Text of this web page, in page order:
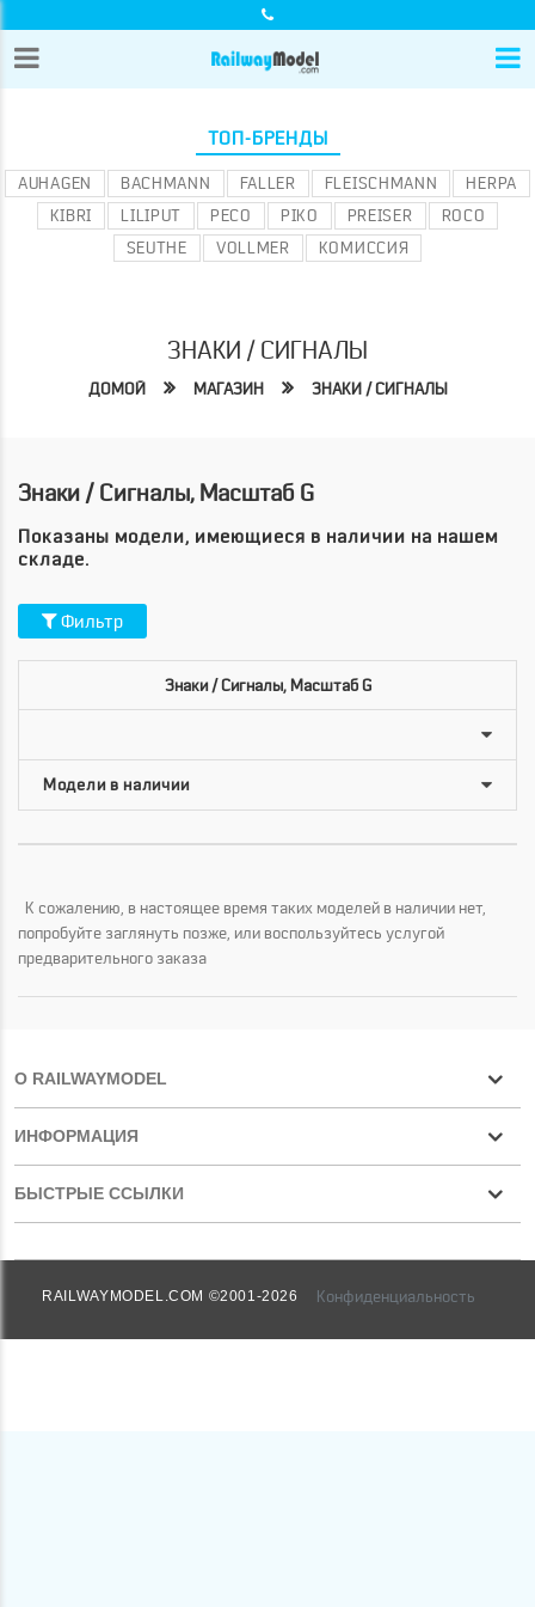
ТОП-БРЕНДЫ
AUHAGEN BACHMANN FALLER FLEISCHMANN
HERPA
KIBRI
LILIPUT PECO PIKO PREISER
ROCO
SEUTHE
VOLLMER КОМИССИЯ
ЗНАКИ / СИГНАЛЫ
ДОМОЙ МАГАЗИН ЗНАКИ / СИГНАЛЫ
Знаки / Сигналы, Масштаб G
Показаны модели, имеющиеся в наличии на нашем
складе.
Фильтр
Знаки / Сигналы, Масштаб G
К сожалению, в настоящее время таких моделей в наличии нет,
попробуйте заглянуть позже, или воспользуйтесь услугой
предварительного заказа
О RAILWAYMODEL
ИНФОРМАЦИЯ
БЫСТРЫЕ ССЫЛКИ
RAILWAYMODEL.COM ©2001-2026 Конфиденциальность